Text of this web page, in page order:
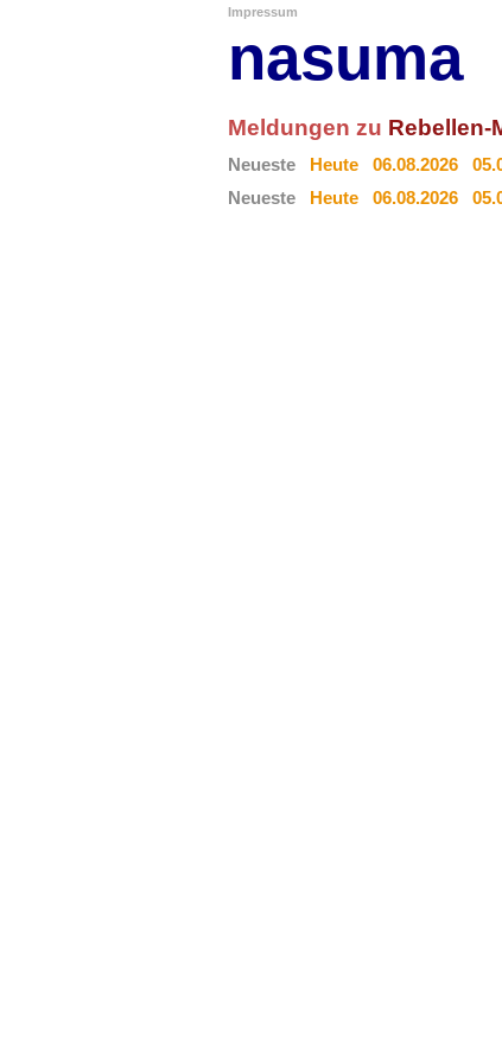
Impressum
nasuma
Meldungen zu Rebellen-
Neueste Heute 06.08.2026
Neueste
Heute 06.08.2026